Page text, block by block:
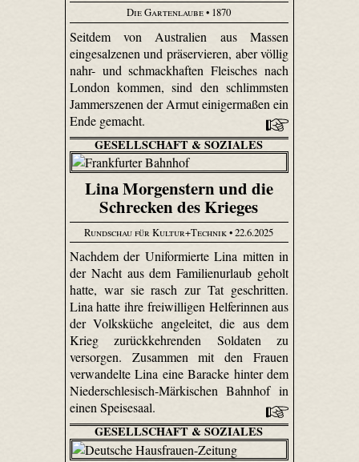
Die Gartenlaube• 1870
Seitdem von Australien aus Massen
eingesalzenen und präservieren, aber völlig
nahr- und schmackhaften Fleisches nach
London kommen, sind den schlimmsten
Jammerszenen der Armut einigermaßen ein
Ende gemacht.
GESELLSCHAFT & SOZIALES
Lina Morgenstern und die
Schrecken des Krieges
Rundschau für Kultur+Technik• 22.6.2025
Nachdem der Uniformierte Lina mitten in
der Nacht aus dem Familienurlaub geholt
hatte, war sie rasch zur Tat geschritten.
Lina hatte ihre freiwilligen Helferinnen aus
der Volksküche angeleitet, die aus dem
Krieg zurückkehrenden Soldaten zu
versorgen. Zusammen mit den Frauen
verwandelte Lina eine Baracke hinter dem
Nieder­schle­sisch-Märki­schen Bahnhof in
einen Speisesaal.
GESELLSCHAFT & SOZIALES